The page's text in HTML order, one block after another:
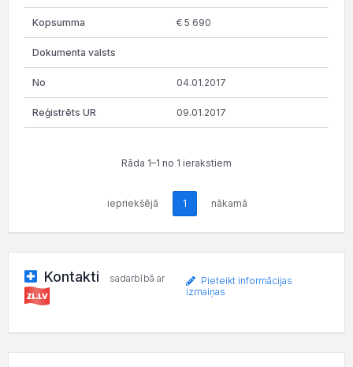
€ 5 690
04.01.2017
09.01.2017
Rāda 1–1 no 1 ierakstiem
iepriekšējā 1 nākamā
Kontakti sadarbībā ar
Pieteikt informācijas
izmaiņas